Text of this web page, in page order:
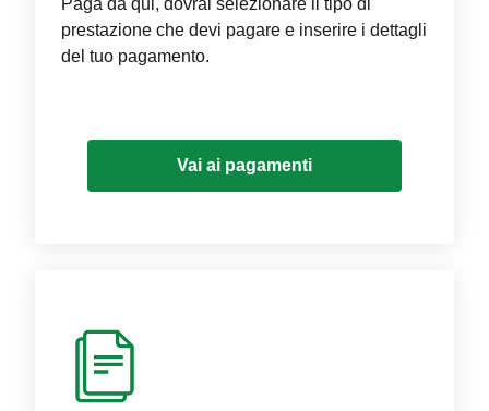
Paga da qui, dovrai selezionare il tipo di
prestazione che devi pagare e inserire i dettagli
del tuo pagamento.
Vai ai pagamenti